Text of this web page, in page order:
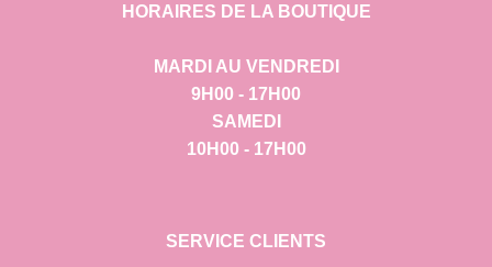
HORAIRES DE LA BOUTIQUE
MARDI AU VENDREDI
9H00 - 17H00
SAMEDI
10H00 - 17H00
SERVICE CLIENTS